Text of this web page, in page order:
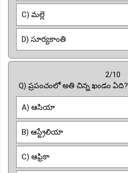
C) మల్లె
D) సూర్యకాంతి
2/10
Q) ప్రపంచంలో అతి చిన్న ఖండం ఏది?
A) ఆసియా
B) ఆస్ట్రేలియా
C) ఆఫ్రికా